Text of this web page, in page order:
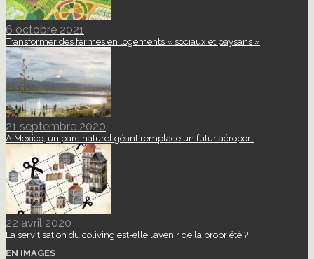
6 octobre 2021
Transformer des fermes en logements « sociaux et paysans »
21 septembre 2020
A Mexico, un parc naturel géant remplace un futur aéroport
22 avril 2020
La servitisation du coliving est-elle l’avenir de la propriété ?
EN IMAGES